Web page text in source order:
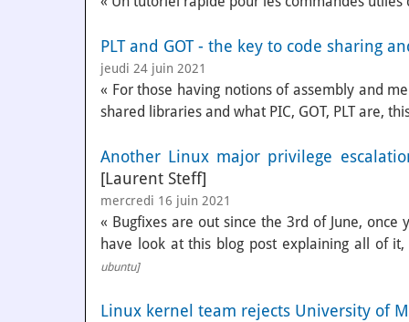
PLT and GOT - the key to code sharing
jeudi 24 juin 2021
« For those having notions of assembly and
shared libraries and what PIC, GOT, PLT are,
Another Linux major privilege
[Laurent Steff]
mercredi 16 juin 2021
« Bugfixes are out since the 3rd of June,
have look at this blog post explaining all of
ubuntu]
Linux kernel team rejects University of